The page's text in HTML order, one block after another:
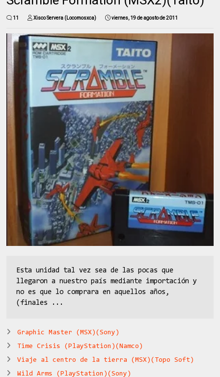
11 Xisco Servera (Locomosxca) viernes, 19 de agosto de 2011
Esta unidad tal vez sea de las pocas que
llegaron a nuestro país mediante importación y
no es que lo comprara en aquellos años,
(finales ...
Graphic Master (MSX)(Sony)
Time Crisis (PlayStation)(Namco)
Viaje al centro de la tierra (MSX)(Topo Soft)
Wild Arms (PlayStation)(Sony)